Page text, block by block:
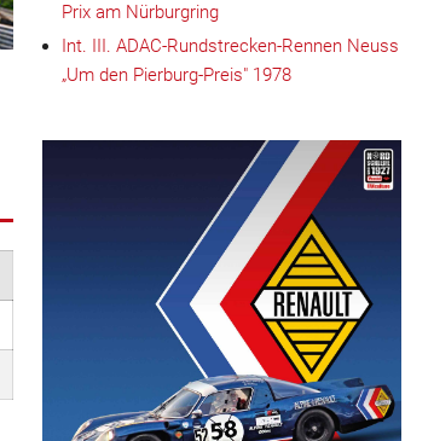
Prix am Nürburgring
Int. III. ADAC-Rundstrecken-Rennen Neuss
„Um den Pierburg-Preis" 1978